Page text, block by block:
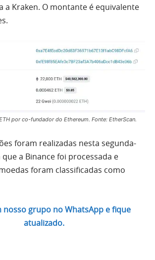
a Kraken. O montante é equivalente
por co-fundador do Ethereum. Fonte: EtherScan.
foram realizadas nesta segunda-
a Binance foi processada e
foram classificadas como
nosso grupo no WhatsApp e fique
atualizado.